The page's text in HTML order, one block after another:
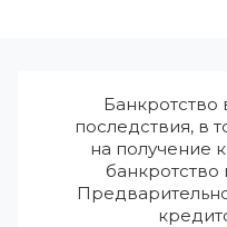
Банкротство
последствия, в
на получение
банкротство